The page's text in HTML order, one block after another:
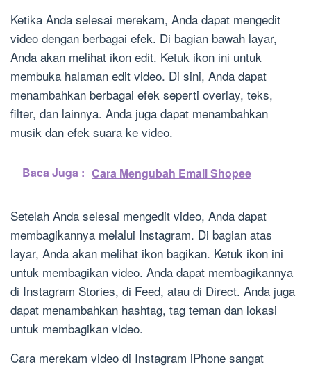
Ketika Anda selesai merekam, Anda dapat mengedit
video dengan berbagai efek. Di bagian bawah layar,
Anda akan melihat ikon edit. Ketuk ikon ini untuk
membuka halaman edit video. Di sini, Anda dapat
menambahkan berbagai efek seperti overlay, teks,
filter, dan lainnya. Anda juga dapat menambahkan
musik dan efek suara ke video.
Baca Juga : Cara Mengubah Email Shopee
Setelah Anda selesai mengedit video, Anda dapat
membagikannya melalui Instagram. Di bagian atas
layar, Anda akan melihat ikon bagikan. Ketuk ikon ini
untuk membagikan video. Anda dapat membagikannya
di Instagram Stories, di Feed, atau di Direct. Anda juga
dapat menambahkan hashtag, tag teman dan lokasi
untuk membagikan video.
Cara merekam video di Instagram iPhone sangat